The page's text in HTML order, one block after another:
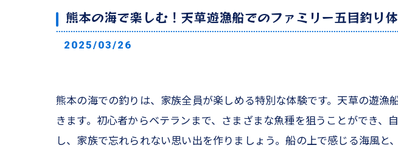
熊本の海で楽しむ！天草遊漁船でのファミリー五目釣り
2025/03/26
熊本の海での釣りは、家族全員が楽しめる特別な体験です。天草の遊
きます。初心者からベテランまで、さまざまな魚種を狙うことができ
し、家族で忘れられない思い出を作りましょう。船の上で感じる海風と